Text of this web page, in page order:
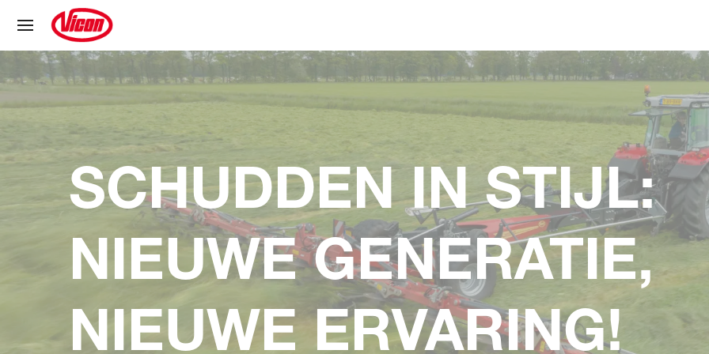
SCHUDDEN IN STIJL:
NIEUWE GENERATIE,
NIEUWE ERVARING!
Cookies beheer paneel